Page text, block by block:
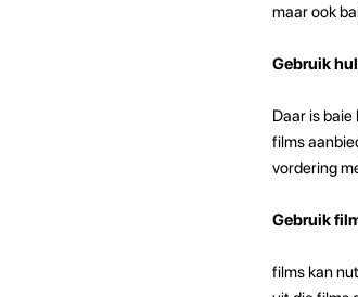
maar ook
Gebruik
Daar is
films
vordering
Gebruik
films kan